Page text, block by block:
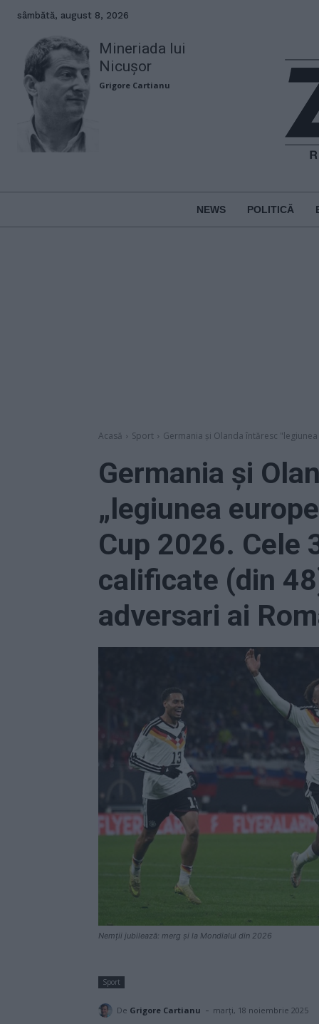
sâmbătă, august 8, 2026
Mineriada lui
Nicușor
Grigore Cartianu
NEWS POLITICĂ
Acasă Sport Germania și Olanda întăresc
Germania și
„legiunea
Cup 2026. Cele
calificate (din
adversari ai
Nemții jubilează: merg și la Mondialul din 2026
Sport
De Grigore Cartianu - marți, 18 noiembrie 2025